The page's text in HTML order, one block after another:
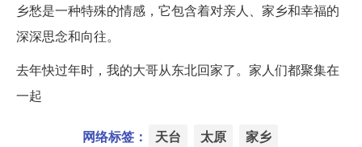
乡愁是一种特殊的情感，它包含着对亲人、家乡和幸福的
深深思念和向往。
去年快过年时，我的大哥从东北回家了。家人们都聚集在
一起
网络标签： 天台 太原 家乡